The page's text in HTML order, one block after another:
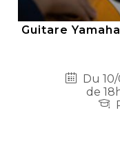
Guitare
Du
de